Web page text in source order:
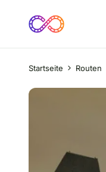
Startseite Routen